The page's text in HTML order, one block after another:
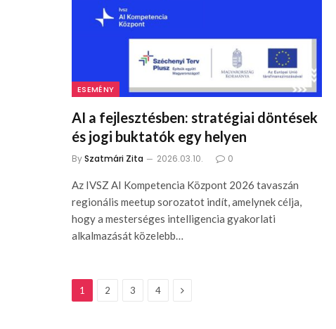
ESEMÉNY
AI a fejlesztésben: stratégiai döntések
és jogi buktatók egy helyen
BySzatmári Zita 2026.03.10. 0
Az IVSZ AI Kompetencia Központ 2026 tavaszán
regionális meetup sorozatot indít, amelynek célja,
hogy a mesterséges intelligencia gyakorlati
alkalmazását közelebb…
1 2 3 4 Next